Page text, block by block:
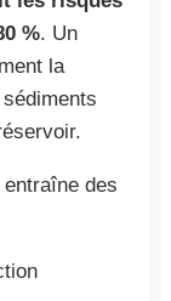
%. Un
la
entraîne des